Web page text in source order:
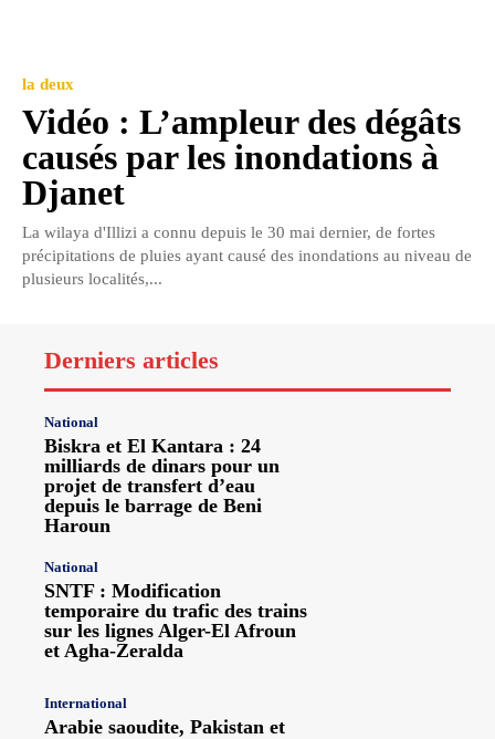
la deux
Vidéo : L’ampleur des dégâts
causés par les inondations à
Djanet
La wilaya d'Illizi a connu depuis le 30 mai dernier, de fortes
précipitations de pluies ayant causé des inondations au niveau de
plusieurs localités,...
Derniers articles
National
Biskra et El Kantara : 24
milliards de dinars pour un
projet de transfert d’eau
depuis le barrage de Beni
Haroun
National
SNTF : Modification
temporaire du trafic des trains
sur les lignes Alger-El Afroun
et Agha-Zeralda
International
Arabie saoudite, Pakistan et